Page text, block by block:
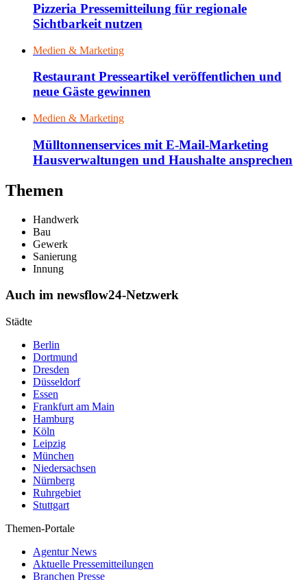
Pizzeria Pressemitteilung für regionale
Sichtbarkeit nutzen
Medien & Marketing
Restaurant Presseartikel veröffentlichen und
neue Gäste gewinnen
Medien & Marketing
Mülltonnenservices mit E-Mail-Marketing
Hausverwaltungen und Haushalte ansprechen
Themen
Handwerk
Bau
Gewerk
Sanierung
Innung
Auch im newsflow24-Netzwerk
Städte
Berlin
Dortmund
Dresden
Düsseldorf
Essen
Frankfurt am Main
Hamburg
Köln
Leipzig
München
Niedersachsen
Nürnberg
Ruhrgebiet
Stuttgart
Themen-Portale
Agentur News
Aktuelle Pressemitteilungen
Branchen Presse